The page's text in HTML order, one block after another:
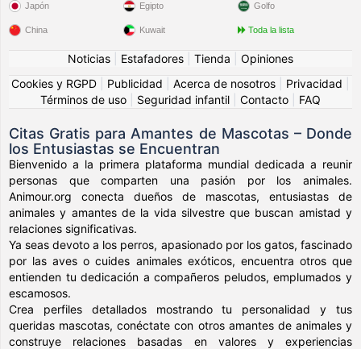
Japón
China
Egipto
Kuwait
Golfo
Toda la lista
Noticias Estafadores Tienda
Opiniones
Cookies y RGPD
Publicidad Acerca de nosotros Privacidad
Términos de uso
Seguridad infantil Contacto FAQ
Citas Gratis para Amantes de Mascotas – Donde
los Entusiastas se Encuentran
Bienvenido a la primera plataforma mundial dedicada a reunir
personas que comparten una pasión por los animales.
Animour.org conecta dueños de mascotas, entusiastas de
animales y amantes de la vida silvestre que buscan amistad y
relaciones significativas.
Ya seas devoto a los perros, apasionado por los gatos, fascinado
por las aves o cuides animales exóticos, encuentra otros que
entienden tu dedicación a compañeros peludos, emplumados y
escamosos.
Crea perfiles detallados mostrando tu personalidad y tus
queridas mascotas, conéctate con otros amantes de animales y
construye relaciones basadas en valores y experiencias